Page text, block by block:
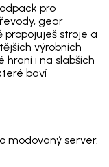
pro
gear
stroje a
výrobních
hraní i na slabších
baví
modovaný server.